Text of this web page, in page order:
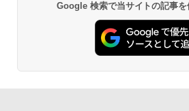
Google 検索で当サイトの記事を